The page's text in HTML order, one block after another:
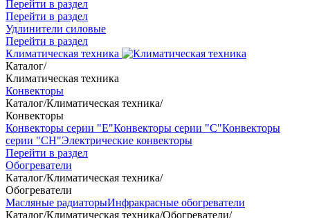
Перейти в раздел
Перейти в раздел
Удлинители силовые
Перейти в раздел
Климатическая техника
Каталог/
Климатическая техника
Конвекторы
Каталог/Климатическая техника/
Конвекторы
Конвекторы серии "Е"Конвекторы серии "С"Конвекторы
серии "СН"Электрические конвекторы
Перейти в раздел
Обогреватели
Каталог/Климатическая техника/
Обогреватели
Масляные радиаторыИнфракрасные обогреватели
Каталог/Климатическая техника/Обогреватели/